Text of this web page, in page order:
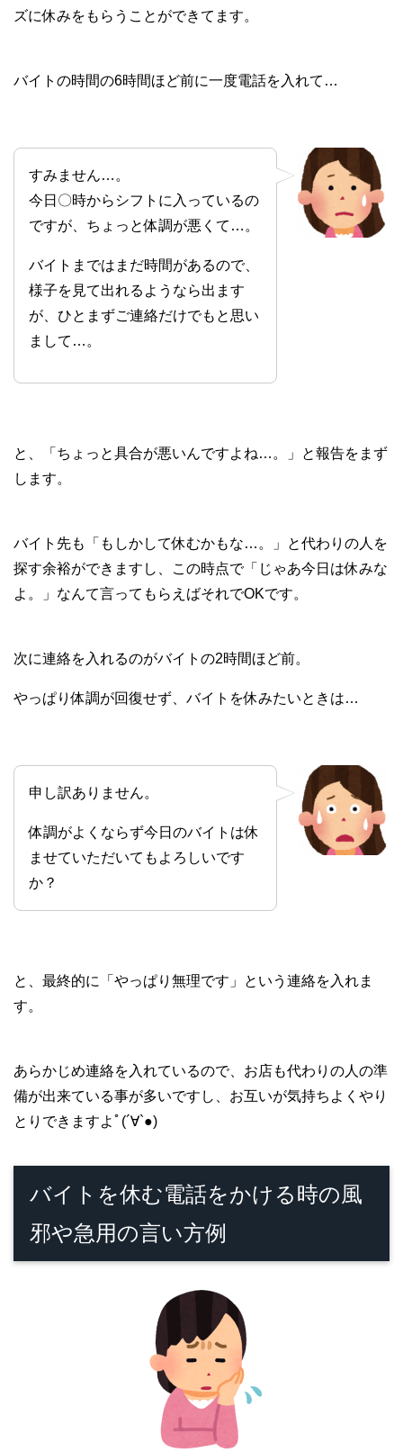
ズに休みをもらうことができてます。
バイトの時間の6時間ほど前に一度電話を入れて…
すみません…。
今日〇時からシフトに入っているの
ですが、ちょっと体調が悪くて…。
バイトまではまだ時間があるので、
様子を見て出れるようなら出ます
が、ひとまずご連絡だけでもと思い
まして…。
と、「ちょっと具合が悪いんですよね…。」と報告をまず
します。
バイト先も「もしかして休むかもな…。」と代わりの人を
探す余裕ができますし、この時点で「じゃあ今日は休みな
よ。」なんて言ってもらえばそれでOKです。
次に連絡を入れるのがバイトの2時間ほど前。
やっぱり体調が回復せず、バイトを休みたいときは…
申し訳ありません。
体調がよくならず今日のバイトは休
ませていただいてもよろしいです
か？
と、最終的に「やっぱり無理です」という連絡を入れま
す。
あらかじめ連絡を入れているので、お店も代わりの人の準
備が出来ている事が多いですし、お互いが気持ちよくやり
とりできますよﾟ(´∀`●)
バイトを休む電話をかける時の風
邪や急用の言い方例